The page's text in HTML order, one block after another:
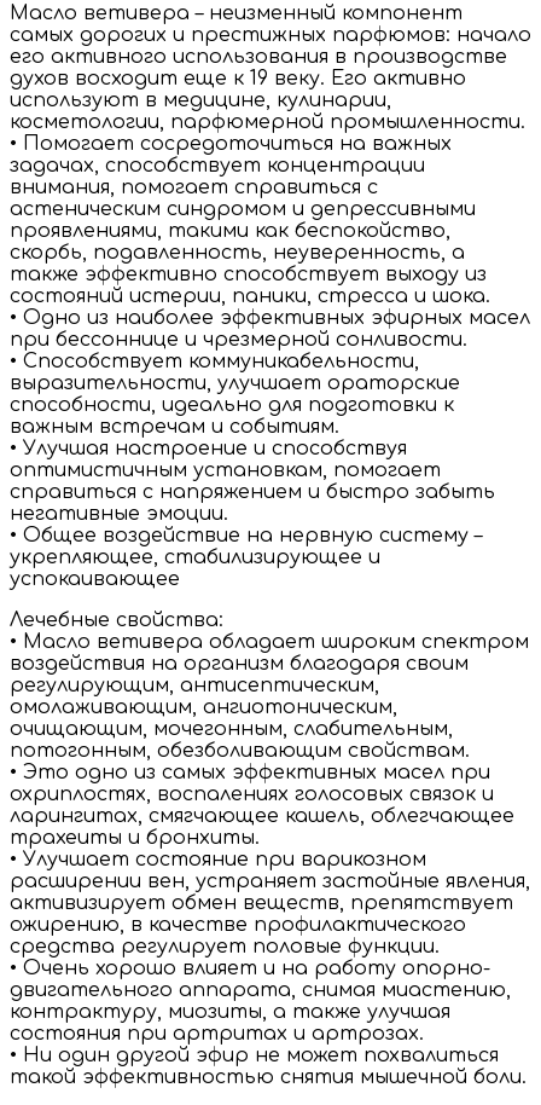
Масло ветивера – неизменный компонент
самых дорогих и престижных парфюмов: начало
его активного использования в производстве
духов восходит еще к 19 веку. Его активно
используют в медицине, кулинарии,
косметологии, парфюмерной промышленности.
• Помогает сосредоточиться на важных
задачах, способствует концентрации
внимания, помогает справиться с
астеническим синдромом и депрессивными
проявлениями, такими как беспокойство,
скорбь, подавленность, неуверенность, а
также эффективно способствует выходу из
состояний истерии, паники, стресса и шока.
• Одно из наиболее эффективных эфирных масел
при бессоннице и чрезмерной сонливости.
• Способствует коммуникабельности,
выразительности, улучшает ораторские
способности, идеально для подготовки к
важным встречам и событиям.
• Улучшая настроение и способствуя
оптимистичным установкам, помогает
справиться с напряжением и быстро забыть
негативные эмоции.
• Общее воздействие на нервную систему –
укрепляющее, стабилизирующее и
успокаивающее
Лечебные свойства:
• Масло ветивера обладает широким спектром
воздействия на организм благодаря своим
регулирующим, антисептическим,
омолаживающим, ангиотоническим,
очищающим, мочегонным, слабительным,
потогонным, обезболивающим свойствам.
• Это одно из самых эффективных масел при
охриплостях, воспалениях голосовых связок и
ларингитах, смягчающее кашель, облегчающее
трахеиты и бронхиты.
• Улучшает состояние при варикозном
расширении вен, устраняет застойные явления,
активизирует обмен веществ, препятствует
ожирению, в качестве профилактического
средства регулирует половые функции.
• Очень хорошо влияет и на работу опорно-
двигательного аппарата, снимая миастению,
контрактуру, миозиты, а также улучшая
состояния при артритах и артрозах.
• Ни один другой эфир не может похвалиться
такой эффективностью снятия мышечной боли.